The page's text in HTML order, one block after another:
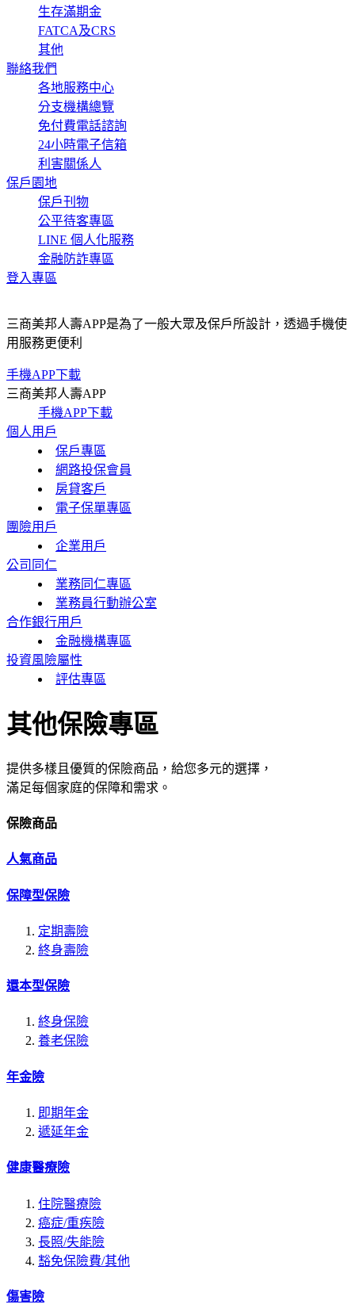
生存滿期金
FATCA及CRS
其他
聯絡我們
各地服務中心
分支機構總覽
免付費電話諮詢
24小時電子信箱
利害關係人
保戶園地
保戶刊物
公平待客專區
LINE 個人化服務
金融防詐專區
登入專區
三商美邦人壽APP是為了一般大眾及保戶所設計，透過手機使
用服務更便利
手機APP下載
三商美邦人壽APP
手機APP下載
個人用戶
保戶專區
網路投保會員
房貸客戶
電子保單專區
團險用戶
企業用戶
公司同仁
業務同仁專區
業務員行動辦公室
合作銀行用戶
金融機構專區
投資風險屬性
評估專區
其他保險專區
提供多樣且優質的保險商品，給您多元的選擇，
滿足每個家庭的保障和需求。
保險商品
人氣商品
保障型保險
定期壽險
終身壽險
還本型保險
終身保險
養老保險
年金險
即期年金
遞延年金
健康醫療險
住院醫療險
癌症/重疾險
長照/失能險
豁免保險費/其他
傷害險